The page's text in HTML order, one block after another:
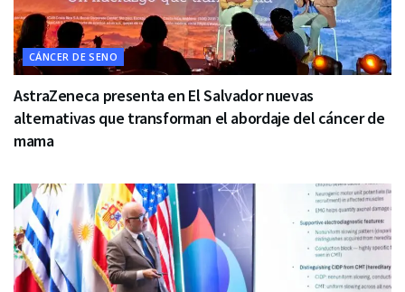
CÁNCER DE SENO
AstraZeneca presenta en El Salvador nuevas
alternativas que transforman el abordaje del cáncer de
mama